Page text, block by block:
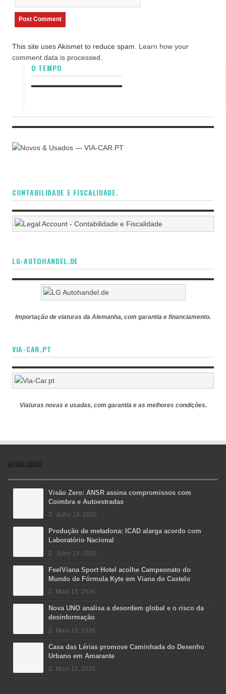
This site uses Akismet to reduce spam. Learn how your
comment data is processed.
O TEMPO
CONTABILIDADE E FISCALIDADE.
LG-AUTOHANDEL.DE
Importação de viaturas da Alemanha, com garantia e financiamento.
VIA-CAR.PT
Viaturas novas e usadas, com garantia e as melhores condições.
ATUALIDADE
Visão Zero: ANSR assina compromissos com
Coimbra e Autoestradas
Julho 24, 2026
Produção de metadona: ICAD alarga acordo com
Laboratório Nacional
Julho 24, 2026
FeelViana Sport Hotel acolhe Campeonato do
Mundo de Fórmula Kyte em Viana do Castelo
Maio 15, 2026
Nova UNO analisa a desordem global e o risco da
desinformação
Maio 15, 2026
Casa das Lérias promove Caminhada do Desenho
Urbano em Amarante
Maio 15, 2026